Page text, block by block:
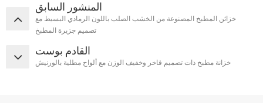
المنشور السابق
خزائن المطبخ المصنوعة من الخشب الصلب باللون الرمادي البسيط مع
تصميم جزيرة المطبخ
القادم بوست
خزانة مطبخ ذات تصميم فاخر وخفيف الوزن مع ألواح مطلية بالورنيش